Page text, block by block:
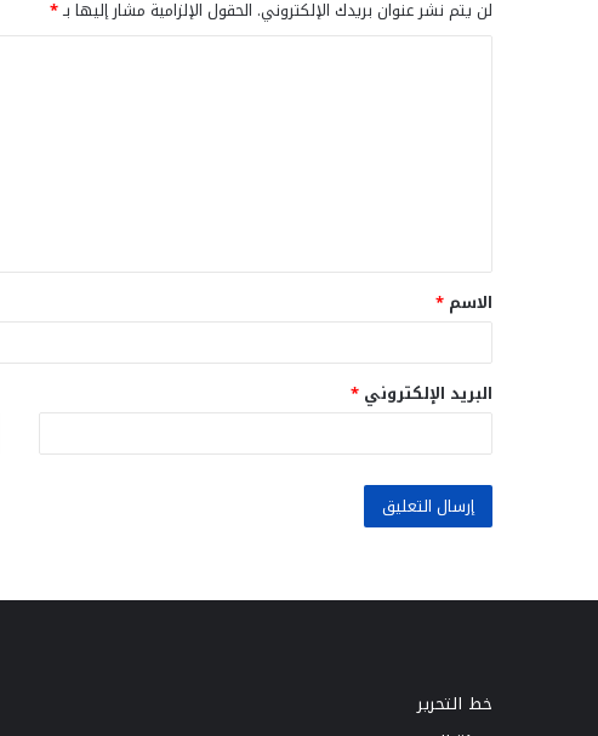
لن يتم نشر عنوان بريدك الإلكتروني. الحقول الإلزامية مشار إليها بـ*
ق
*
الاسم *
البريد الإلكتروني *
خط التحرير